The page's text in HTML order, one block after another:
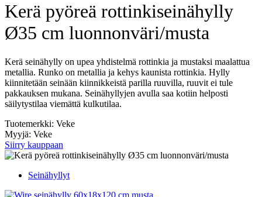
Kerä pyöreä rottinkiseinähylly
Ø35 cm luonnonväri/musta
Kerä seinähylly on upea yhdistelmä rottinkia ja mustaksi maalattua
metallia. Runko on metallia ja kehys kaunista rottinkia. Hylly
kiinnitetään seinään kiinnikkeistä parilla ruuvilla, ruuvit ei tule
pakkauksen mukana. Seinähyllyjen avulla saa kotiin helposti
säilytystilaa viemättä kulkutilaa.
Tuotemerkki: Veke
Myyjä: Veke
Siirry kauppaan
Seinähyllyt